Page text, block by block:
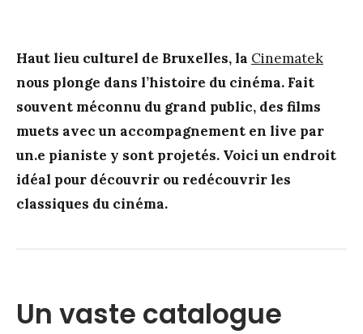
Haut lieu culturel de Bruxelles, la Cinematek
nous plonge dans l’histoire du cinéma. Fait
souvent méconnu du grand public, des films
muets avec un accompagnement en live par
un.e pianiste y sont projetés. Voici un endroit
idéal pour découvrir ou redécouvrir les
classiques du cinéma.
Un vaste catalogue